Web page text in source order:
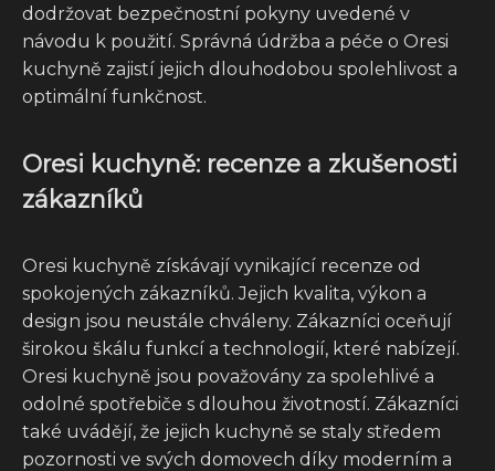
dodržovat bezpečnostní pokyny uvedené v
návodu k použití. Správná údržba a péče o Oresi
kuchyně zajistí jejich dlouhodobou spolehlivost a
optimální funkčnost.
Oresi kuchyně: recenze a zkušenosti
zákazníků
Oresi kuchyně získávají vynikající recenze od
spokojených zákazníků. Jejich kvalita, výkon a
design jsou neustále chváleny. Zákazníci oceňují
širokou škálu funkcí a technologií, které nabízejí.
Oresi kuchyně jsou považovány za spolehlivé a
odolné spotřebiče s dlouhou životností. Zákazníci
také uvádějí, že jejich kuchyně se staly středem
pozornosti ve svých domovech díky moderním a